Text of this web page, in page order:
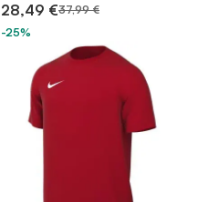
28,49 €37,99 €
-25%